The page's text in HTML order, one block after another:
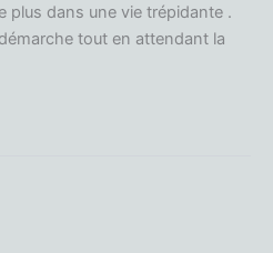
plus dans une vie trépidante .
tout en attendant la